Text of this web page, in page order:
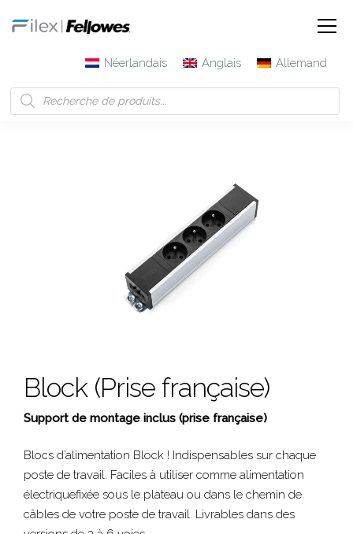
Néerlandais Anglais
Allemand
Block (Prise française)
Support de montage inclus (prise française)
Blocs d’alimentation Block ! Indispensables sur chaque
poste de travail. Faciles à utiliser comme alimentation
électriquefixée sous le plateau ou dans le chemin de
câbles de votre poste de travail. Livrables dans des